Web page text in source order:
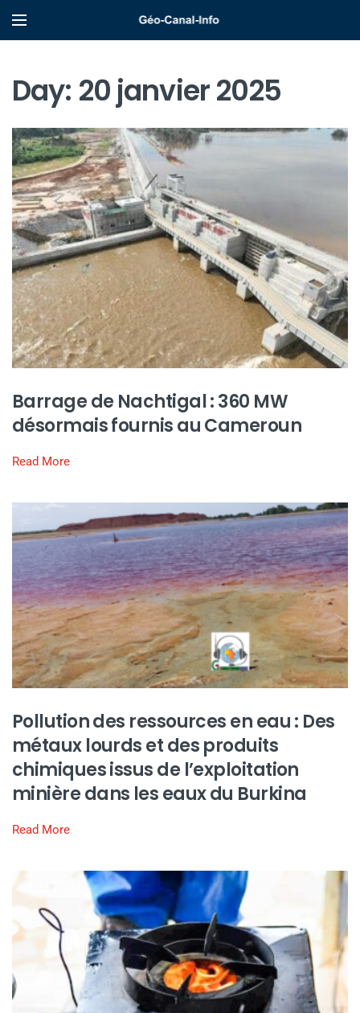
Day: 20 janvier 2025
Barrage de Nachtigal : 360 MW
désormais fournis au Cameroun
Read More
Pollution des ressources en eau : Des
métaux lourds et des produits
chimiques issus de l’exploitation
minière dans les eaux du Burkina
Read More